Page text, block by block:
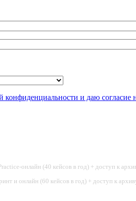
*
конфиденциальности и даю согласие
онлайн (40 кейсов в год) + доступ к
и онлайн (60 кейсов в год) + доступ к